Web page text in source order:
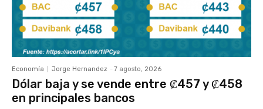
Economía Jorge Hernandez - 7 agosto, 2026
Dólar baja y se vende entre ₡457 y ₡458
en principales bancos